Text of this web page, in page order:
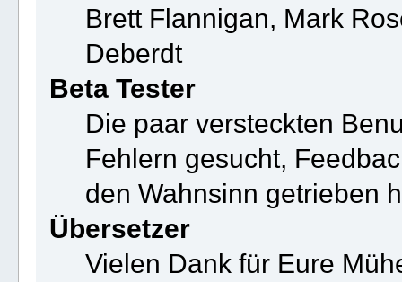
Brett Flannigan, Mark
Deberdt
Beta Tester
Die paar versteckten
Fehlern gesucht,
den Wahnsinn getrieben
Übersetzer
Vielen Dank für Eure